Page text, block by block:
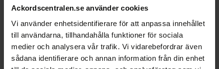
Ackordscentralen.se använder cookies
Vi använder enhetsidentifierare för att anpassa innehållet
till användarna, tillhandahålla funktioner för sociala
medier och analysera vår trafik. Vi vidarebefordrar även
sådana identifierare och annan information från din enhet
personalen drabbas så lite som möjligt av en
konkurs, men det är såklart inte alltid möjligt
att lyckas med.
Sedan maj 2024 kan du titulera dig